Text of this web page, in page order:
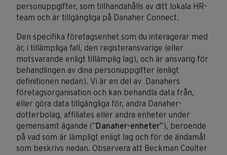
personuppgifter, som tillhandahålls av ditt lokala HR-
team och är tillgängliga på Danaher Connect.
Den specifika företagsenhet som du interagerar med
är, i tillämpliga fall, den registeransvarige (eller
motsvarande enligt tillämplig lag), och är ansvarig för
behandlingen av dina personuppgifter (enligt
definitionen nedan). Vi är en del av Danahers
företagsorganisation och kan behandla data från,
eller göra data tillgängliga för, andra Danaher-
dotterbolag, affiliates eller andra enheter under
gemensamt ägande (”Danaher-enheter”), beroende
på vad som är lämpligt enligt lag och för de ändamål
som beskrivs nedan. Observera att Beckman Coulter